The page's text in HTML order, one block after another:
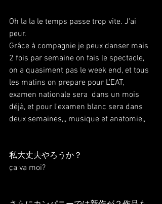
Oh la la le temps passe trop vite. J'ai
peur.
Grâce à compagnie je peux danser mais
2 fois par semaine on fais le spectacle,
on a quasiment pas le week end, et tous
les matins on prepare pour L'EAT,
examen nationale sera  dans un mois
déjà, et pour l'examen blanc sera dans
deux semaines,,, musique et anatomie,,
私大丈夫やろうか？
ça va moi?